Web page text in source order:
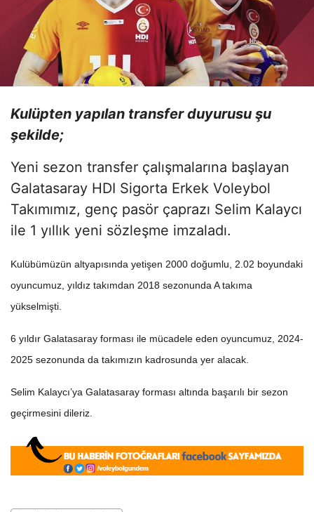
Kulüpten yapılan transfer duyurusu şu
şekilde;
Yeni sezon transfer çalışmalarına başlayan
Galatasaray HDI Sigorta Erkek Voleybol
Takımımız, genç pasör çaprazı Selim Kalaycı
ile 1 yıllık yeni sözleşme imzaladı.
Kulübümüzün altyapısında yetişen 2000 doğumlu, 2.02 boyundaki
oyuncumuz, yıldız takımdan 2018 sezonunda A takıma
yükselmişti.
6 yıldır Galatasaray forması ile mücadele eden oyuncumuz, 2024-
2025 sezonunda da takımızın kadrosunda yer alacak.
Selim Kalaycı’ya Galatasaray forması altında başarılı bir sezon
geçirmesini dileriz.